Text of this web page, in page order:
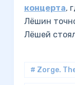
концерта,
Лёшин
Лёшей
# Zorge.